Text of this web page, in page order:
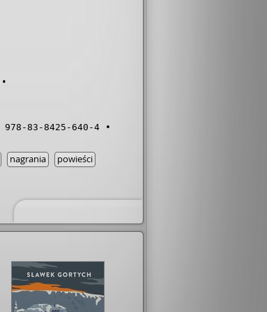
978-83-8425-640-4
nagrania
powieści